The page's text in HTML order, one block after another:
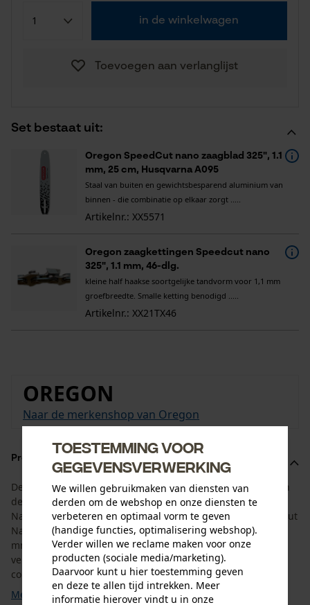
Set bestaat uit:
Oregon SpeedCut nano zaagblad 325", 1.1
mm, 25 cm, Husqvarna A095
Staal van buiten en gewichtsbesparend aluminium van
binnen - die combinatie op elkaar zorgt .....
Artikelnr.: XX5571
Oregon zaagkettingen Speedcut nano
325", 1.1 mm, 46-dlg.
kleine half haakse soortgelijke tandvorm voor 1,1 mm
groefbreedte. Smalle ketting benodigd .....
Artikelnr.: XX21TX46
in de winkelwagen
Toevoegen aan verlanglijst
OREGON
Naar de merkenshop van Oregon
Productomschrijving
De set is aangepast aan de levensduur van het zaagblad en
de kettingzaagketting. Hij bestaat uit het Oregon SpeedCut
Nano zaagblad met een zaaglengte van 25 cm en 4 SpeedCut
Nano kettingzagen met een aandrijfschakelbreedte van 1,1
mm en een steek van 325". Dit betekent dat u de juiste
vervangende ketting bij de hand hebt. De SpeedCut Nano
combinatie is niet compatibel met andere zaagsystemen. ...
Meer tonen
Toestemming voor
gegevensverwerking
We willen gebruikmaken van diensten van
derden om de webshop en onze diensten te
verbeteren en optimaal vorm te geven
(handige functies, optimalisering webshop).
Verder willen we reclame maken voor onze
producten (sociale media/marketing).
Daarvoor kunt u hier toestemming geven
en deze te allen tijd intrekken. Meer
informatie hierover vindt u in onze